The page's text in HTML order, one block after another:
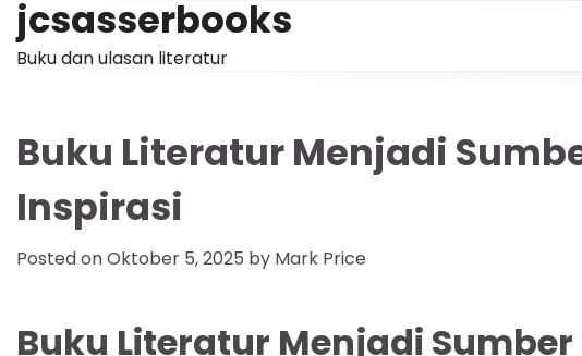
Skip
to
content
jcsasserbooks
Buku dan ulasan literatur
Buku Literatur Menjadi
Inspirasi
Posted onOktober 5, 2025 by Mark Price
Buku Literatur Menjadi